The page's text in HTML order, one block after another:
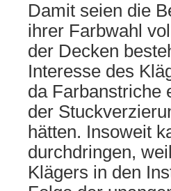
Damit seien die
ihrer Farbwahl
der Decken
Interesse des
da Farbanstriche
der
hätten. Insoweit
durchdringen,
Klägers in den